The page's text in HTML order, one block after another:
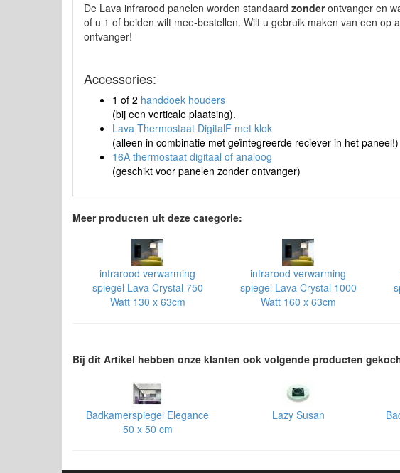
De Lava infrarood panelen worden standaard zonderontvanger en
of u 1 of beiden wilt mee-bestellen. Wilt u gebruik maken van een op
ontvanger!
Accessories:
1 of 2 handdoek houders
(bij een verticale plaatsing).
Lava Thermostaat DigitalF met klok
(alleen in combinatie met geïntegreerde reciever in het paneel!)
16A thermostaat digitaal of analoog
(geschikt voor panelen zonder ontvanger)
Meer producten uit deze categorie:
infrarood verwarming
spiegel Lava Crystal 750
Watt 130 x 63cm
infrarood verwarming
spiegel Lava Crystal 1000
Watt 160 x 63cm
Bij dit Artikel hebben onze klanten ook volgende producten
Badkamerspiegel Elegance
50 x 50 cm
Lazy Susan